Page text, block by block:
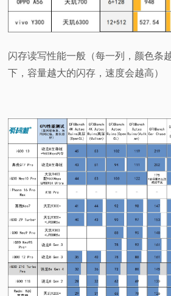
闪存读写性能一般（每一列，颜色条
下，容量越大的闪存，速度会越高）